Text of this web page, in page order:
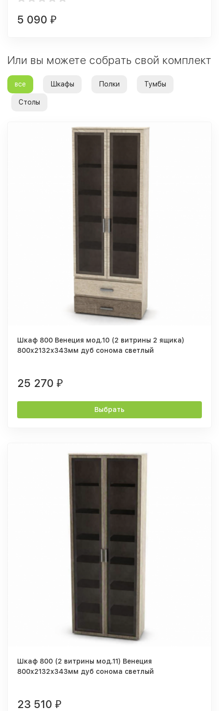
5 090 ₽
Или вы можете собрать свой комплект
все Шкафы Полки Тумбы
Столы
Шкаф 800 Венеция мод.10 (2 витрины 2 ящика)
800х2132х343мм дуб сонома светлый
25 270 ₽
Выбрать
Шкаф 800 (2 витрины мод.11) Венеция
800х2132х343мм дуб сонома светлый
23 510 ₽